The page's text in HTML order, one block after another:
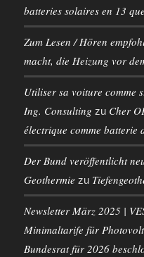
batteries solaires en 13
Zum Lesen / Hören
macht, die Heizung vor
Utiliser sa voiture comme
Ing. Consulting zu Cher
électrique comme batterie
Der Bund veröffentlicht
Geothermie zu
Newsletter März 2025 |
Minimaltarife für
Bundesrat für 2026